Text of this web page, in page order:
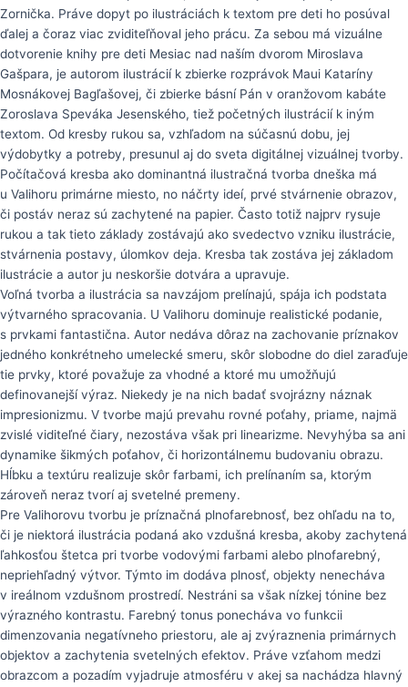
Zornička. Práve dopyt po ilustráciách k textom pre deti ho posúval
ďalej a čoraz viac zviditeľňoval jeho prácu. Za sebou má vizuálne
dotvorenie knihy pre deti Mesiac nad naším dvorom Miroslava
Gašpara, je autorom ilustrácií k zbierke rozprávok Maui Kataríny
Mosnákovej Bagľašovej, či zbierke básní Pán v oranžovom kabáte
Zoroslava Speváka Jesenského, tiež početných ilustrácií k iným
textom. Od kresby rukou sa, vzhľadom na súčasnú dobu, jej
výdobytky a potreby, presunul aj do sveta digitálnej vizuálnej tvorby.
Počítačová kresba ako dominantná ilustračná tvorba dneška má
u Valihoru primárne miesto, no náčrty ideí, prvé stvárnenie obrazov,
či postáv neraz sú zachytené na papier. Často totiž najprv rysuje
rukou a tak tieto základy zostávajú ako svedectvo vzniku ilustrácie,
stvárnenia postavy, úlomkov deja. Kresba tak zostáva jej základom
ilustrácie a autor ju neskoršie dotvára a upravuje.
Voľná tvorba a ilustrácia sa navzájom prelínajú, spája ich podstata
výtvarného spracovania. U Valihoru dominuje realistické podanie,
s prvkami fantastična. Autor nedáva dôraz na zachovanie príznakov
jedného konkrétneho umelecké smeru, skôr slobodne do diel zaraďuje
tie prvky, ktoré považuje za vhodné a ktoré mu umožňujú
definovanejší výraz. Niekedy je na nich badať svojrázny náznak
impresionizmu. V tvorbe majú prevahu rovné poťahy, priame, najmä
zvislé viditeľné čiary, nezostáva však pri linearizme. Nevyhýba sa ani
dynamike šikmých poťahov, či horizontálnemu budovaniu obrazu.
Hĺbku a textúru realizuje skôr farbami, ich prelínaním sa, ktorým
zároveň neraz tvorí aj svetelné premeny.
Pre Valihorovu tvorbu je príznačná plnofarebnosť, bez ohľadu na to,
či je niektorá ilustrácia podaná ako vzdušná kresba, akoby zachytená
ľahkosťou štetca pri tvorbe vodovými farbami alebo plnofarebný,
nepriehľadný výtvor. Týmto im dodáva plnosť, objekty nenecháva
v ireálnom vzdušnom prostredí. Nestráni sa však nízkej tónine bez
výrazného kontrastu. Farebný tonus ponecháva vo funkcii
dimenzovania negatívneho priestoru, ale aj zvýraznenia primárnych
objektov a zachytenia svetelných efektov. Práve vzťahom medzi
obrazcom a pozadím vyjadruje atmosféru v akej sa nachádza hlavný